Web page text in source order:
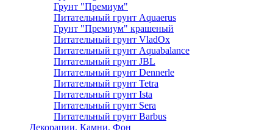
Грунт "Премиум"
Питательный грунт Aquaerus
Грунт "Премиум" крашеный
Питательный грунт VladOx
Питательный грунт Aquabalance
Питательный грунт JBL
Питательный грунт Dennerle
Питательный грунт Tetra
Питательный грунт Ista
Питательный грунт Sera
Питательный грунт Barbus
Декорации. Камни. Фон